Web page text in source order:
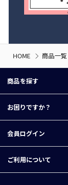
HOME 商品一覧
商品を探す
お困りですか？
会員ログイン
ご利用について